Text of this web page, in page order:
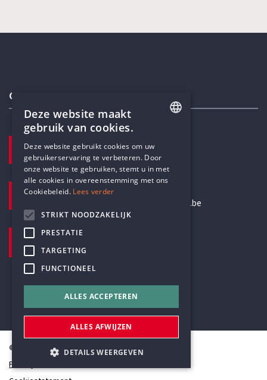
Contactgegevens
+32 3 233 70 32
E-MAILADRES
secretariaat@humanistischverbond.be
BEZOEKADRES
Pottenbrug 4
© Humanistisch Verbond 2026
Privacy
DUTCH
Deze website maakt
gebruik van cookies.
Deze website gebruikt cookies om uw
gebruikerservaring te verbeteren. Door
onze website te gebruiken, stemt u in met
alle cookies in overeenstemming met ons
Cookiebeleid. Lees verder
STRIKT NOODZAKELIJK
PRESTATIE
TARGETING
FUNCTIONEEL
ALLES ACCEPTEREN
ALLES AFWIJZEN
DETAILS WEERGEVEN